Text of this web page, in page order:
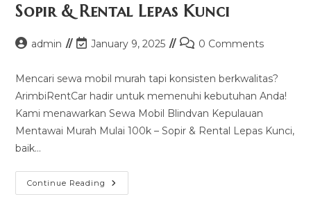
Sopir & Rental Lepas Kunci
Postadmin
Post
modified:
January 9, 2025
Post0 Comments
Mencari sewa mobil murah tapi konsisten berkwalitas?
ArimbiRentCar hadir untuk memenuhi kebutuhan Anda!
Kami menawarkan Sewa Mobil Blindvan Kepulauan
Mentawai Murah Mulai 100k – Sopir & Rental Lepas Kunci,
baik…
Continue Reading Sewa
Mobil